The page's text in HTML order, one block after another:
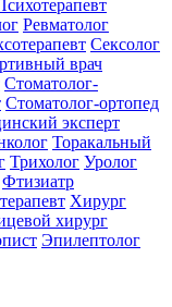
Ревматолог
Сексолог
врач
Стоматолог-
Стоматолог-ортопед
эксперт
Торакальный
Трихолог Уролог
Фтизиатр
Хирург
хирург
Эпилептолог